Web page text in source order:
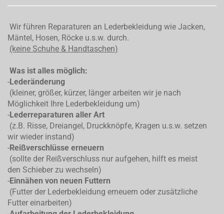
Wir führen Reparaturen an Lederbekleidung wie Jacken,
Mäntel, Hosen, Röcke u.s.w. durch.
(keine Schuhe & Handtaschen)
Was ist alles möglich:
-Lederänderung
(kleiner, größer, kürzer, länger arbeiten wir je nach
Möglichkeit Ihre Lederbekleidung um)
-Lederreparaturen aller Art
(z.B. Risse, Dreiangel, Druckknöpfe, Kragen u.s.w. setzen
wir wieder instand)
-Reißverschlüsse erneuern
(sollte der Reißverschluss nur aufgehen, hilft es meist
den Schieber zu wechseln)
-Einnähen von neuen Futtern
(Futter der Lederbekleidung erneuern oder zusätzliche
Futter einarbeiten)